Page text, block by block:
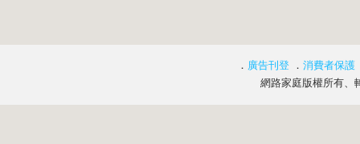
． 廣告刊登 ． 消費者保護
網路家庭版權所有、